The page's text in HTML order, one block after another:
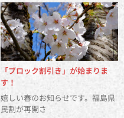
「ブロック割引き」が始まりま
す！
嬉しい春のお知らせです。福島県
民割が再開さ